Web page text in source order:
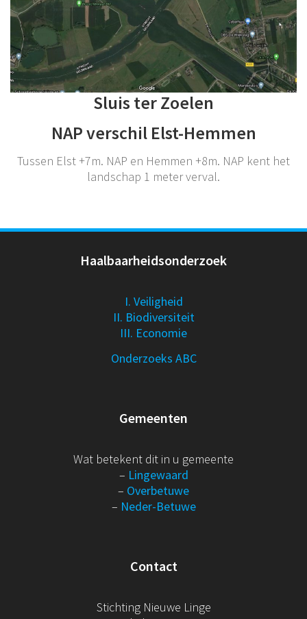
Sluis ter Zoelen
NAP verschil Elst-Hemmen
Tussen Elst +7m. NAP en Hemmen +8m. NAP kent het
landschap 1 meter verval.
Haalbaarheidsonderzoek
I. Veiligheid
II. Biodiversiteit
III. Economie
Onderzoeks ABC
Gemeenten
Wat betekent dit in u gemeente
– Lingewaard
– Overbetuwe
– Neder-Betuwe
Contact
Stichting Nieuwe Linge